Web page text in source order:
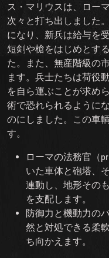
ス・マリウスは、ロー
次々と打ち出しました
になり、新兵は給与を
短剣や槍をはじめとす
た。また、無産階級の
ます。兵士たちは荷役
を自ら運ぶことが求め
術で恐れられるように
のにしました。この車
す。
ローマの法務官（
いた車体と砲塔、
連動し、地形その
を支配します。
防御力と機動力の
然と対処できる柔
ち向かえます。